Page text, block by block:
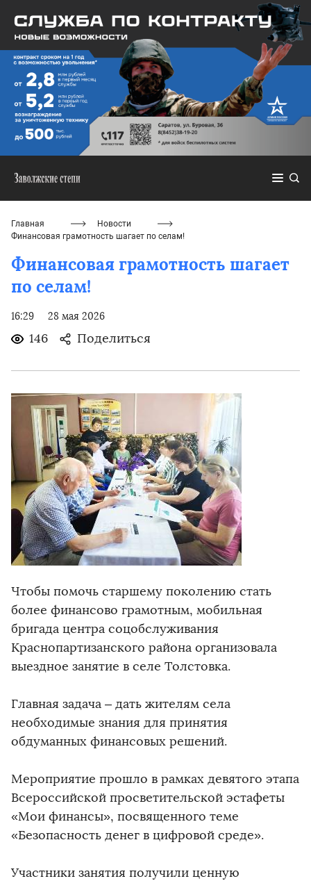
Главная
Новости
Финансовая грамотность шагает по селам!
Финансовая грамотность шагает
по селам!
16:29 28 мая 2026
146 Поделиться
Чтобы помочь старшему поколению стать
более финансово грамотным, мобильная
бригада центра соцобслуживания
Краснопартизанского района организовала
выездное занятие в селе Толстовка.
Главная задача – дать жителям села
необходимые знания для принятия
обдуманных финансовых решений.
Мероприятие прошло в рамках девятого этапа
Всероссийской просветительской эстафеты
«Мои финансы», посвященного теме
«Безопасность денег в цифровой среде».
Участники занятия получили ценную